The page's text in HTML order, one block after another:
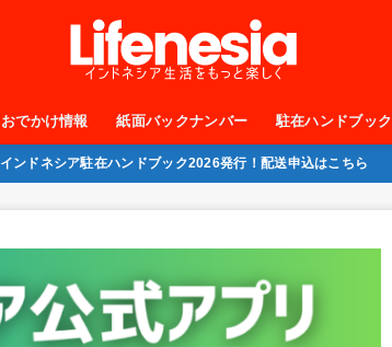
おでかけ情報 紙面バックナンバー 駐在ハンドブック
インドネシア駐在ハンドブック2026発行！配送申込はこちら